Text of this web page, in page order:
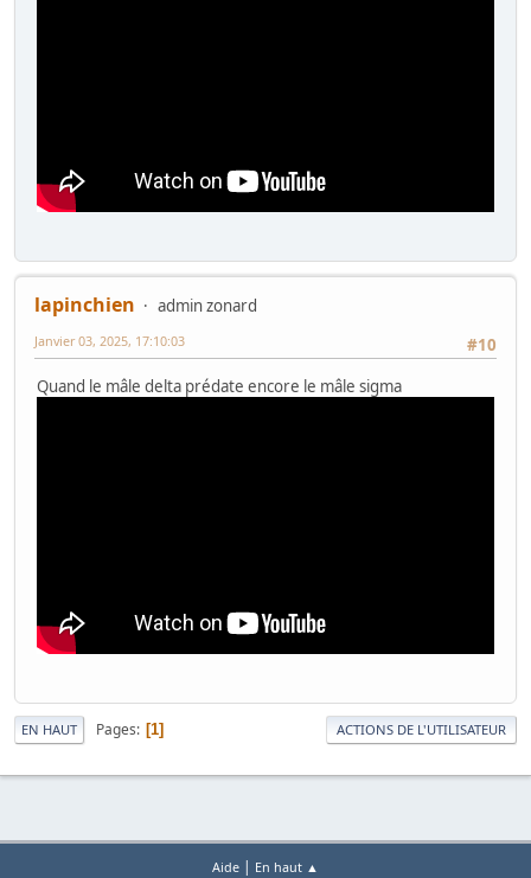
lapinchien
admin zonard
#10
Janvier 03, 2025, 17:10:03
Quand le mâle delta prédate encore le mâle sigma
EN HAUT Pages 1 ACTIONS DE L'UTILISATEUR
Aide | En haut ▲